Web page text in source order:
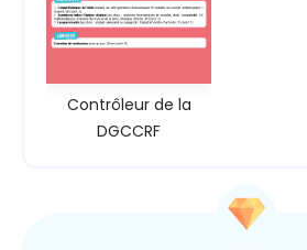
Contrôleur de la
DGCCRF